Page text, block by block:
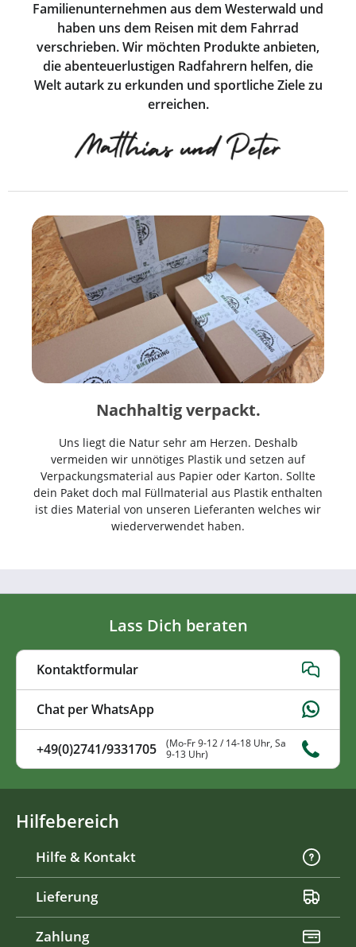
Familienunternehmen aus dem Westerwald und
haben uns dem Reisen mit dem Fahrrad
verschrieben. Wir möchten Produkte anbieten,
die abenteuerlustigen Radfahrern helfen, die
Welt autark zu erkunden und sportliche Ziele zu
erreichen.
Nachhaltig verpackt.
Uns liegt die Natur sehr am Herzen. Deshalb
vermeiden wir unnötiges Plastik und setzen auf
Verpackungsmaterial aus Papier oder Karton. Sollte
dein Paket doch mal Füllmaterial aus Plastik enthalten
ist dies Material von unseren Lieferanten welches wir
wiederverwendet haben.
Lass Dich beraten
Kontaktformular
Chat per WhatsApp
+49(0)2741/9331705
(Mo-Fr 9-12 / 14-18 Uhr, Sa
9-13 Uhr)
Hilfebereich
Hilfe & Kontakt
Lieferung
Zahlung